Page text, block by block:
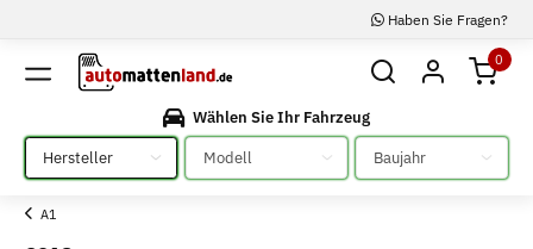
Haben Sie Fragen?
0
Wählen Sie Ihr Fahrzeug
Bitte auswählen
Bitte auswählen Bitte auswählen
A1